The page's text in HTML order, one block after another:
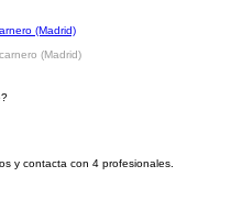
(Madrid)
(Madrid)
y contacta con 4 profesionales.